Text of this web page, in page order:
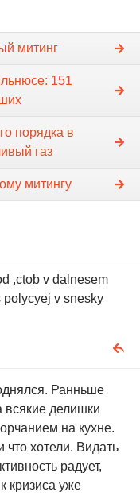
митинг
151
порядка в
газ
митингу
,ctob v dalnesem
polycyej v snesky
Ранньше
делишки
на кухне.
что хотели. Видать
радует,
кризиса уже